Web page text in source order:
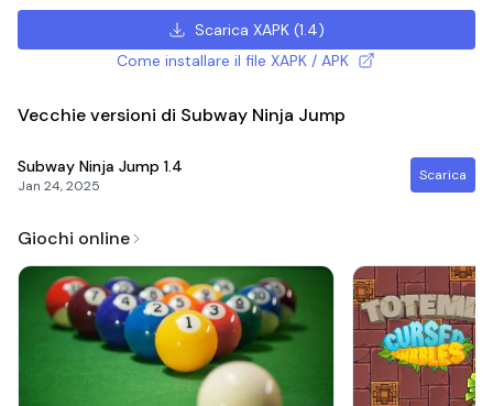
Scarica XAPK(1.4)
Come installare il file XAPK / APK
Vecchie versioni di Subway Ninja Jump
Subway Ninja Jump 1.4
Jan 24, 2025
Scarica
Giochi online